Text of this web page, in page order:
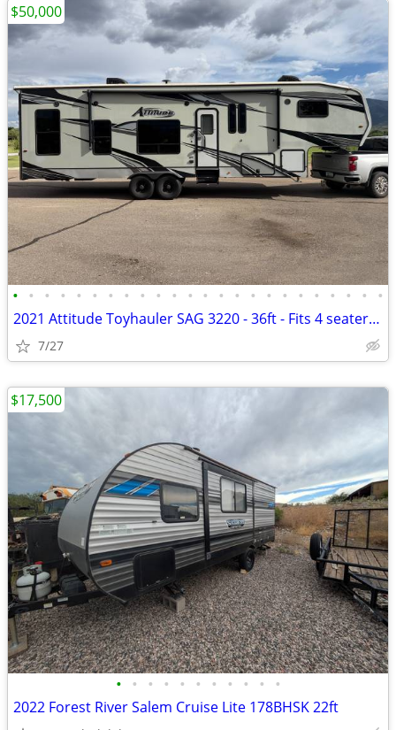
• • • • • • • • • • • • • • • • • • • • • • • •
2021 Attitude Toyhauler SAG 3220 - 36ft - Fits 4 seater SXS
7/27
$50,000
• • • • • • • • • • •
2022 Forest River Salem Cruise Lite 178BHSK 22ft
$17,500